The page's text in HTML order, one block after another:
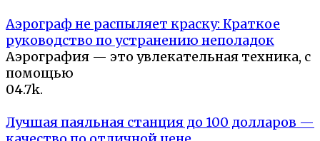
Аэрограф не распыляет краску: Краткое
руководство по устранению неполадок
Аэрография — это увлекательная техника, с
помощью
04.7k.
Лучшая паяльная станция до 100 долларов —